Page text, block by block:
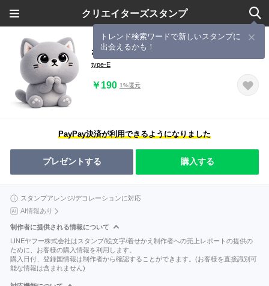
クリエイターズスタンプ
トレンド検索ワードで新しいスタンプに
出会えるかも！
ねこ依存3D挨拶気軽に送れる
type-E
￥190 1%還元
PayPay決済が利用できるようになりました
プレゼントする 購入する
スタンプアレンジ/デコレーションに対応
AI情報あり
制作者に提供される情報について
LINEヤフー株式会社はスタンプ/絵文字/着せかえ制作者への売上レポートの提供の
ために、お客様の購入情報を利用します。
購入日付、登録国情報は制作者から確認することができます。(お客様を直接識別可
能な情報は含まれません)